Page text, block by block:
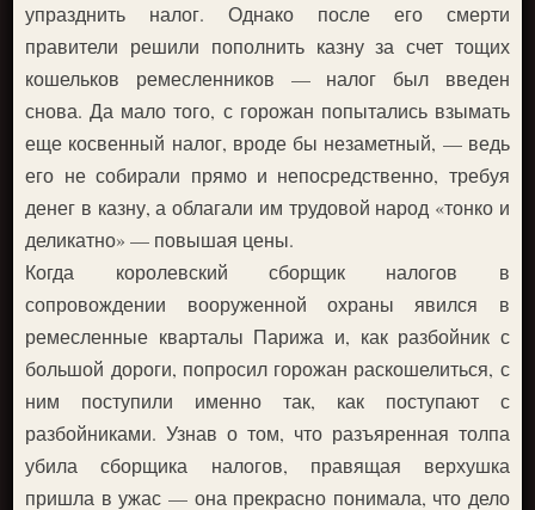
упразднить налог. Однако после его смерти
правители решили пополнить казну за счет тощих
кошельков ремесленников — налог был введен
снова. Да мало того, с горожан попытались взымать
еще косвенный налог, вроде бы незаметный, — ведь
его не собирали прямо и непосредственно, требуя
денег в казну, а облагали им трудовой народ «тонко и
деликатно» — повышая цены.
Когда королевский сборщик налогов в
сопровождении вооруженной охраны явился в
ремесленные кварталы Парижа и, как разбойник с
большой дороги, попросил горожан раскошелиться, с
ним поступили именно так, как поступают с
разбойниками. Узнав о том, что разъяренная толпа
убила сборщика налогов, правящая верхушка
пришла в ужас — она прекрасно понимала, что дело